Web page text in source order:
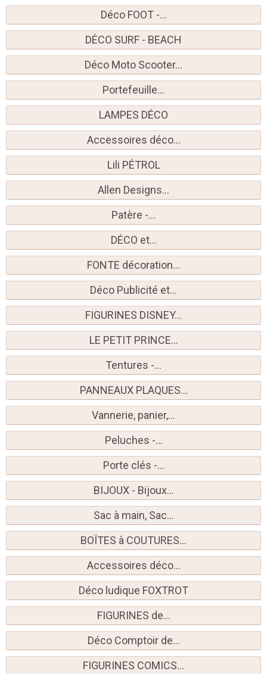
Déco FOOT -...
DÉCO SURF - BEACH
Déco Moto Scooter...
Portefeuille...
LAMPES DÉCO
Accessoires déco...
Lili PÉTROL
Allen Designs...
Patère -...
DÉCO et...
FONTE décoration...
Déco Publicité et...
FIGURINES DISNEY...
LE PETIT PRINCE...
Tentures -...
PANNEAUX PLAQUES...
Vannerie, panier,...
Peluches -...
Porte clés -...
BIJOUX - Bijoux...
Sac à main, Sac...
BOÎTES à COUTURES...
Accessoires déco...
Déco ludique FOXTROT
FIGURINES de...
Déco Comptoir de...
FIGURINES COMICS...